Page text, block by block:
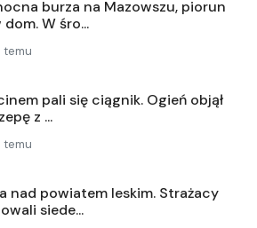
burza na Mazowszu, piorun
dom. W śro...
temu
pali się ciągnik. Ogień objął
z ...
temu
nad powiatem leskim. Strażacy
siede...